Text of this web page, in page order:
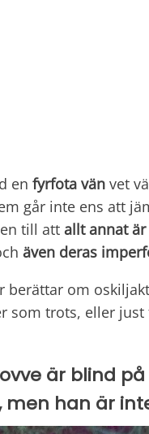
en fyrfota vän vet
går inte ens att
till att allt annat
även deras
berättar om
som trots, eller
är blind
men han är